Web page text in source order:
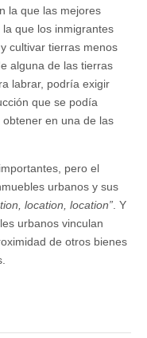
la que las mejores
que los inmigrantes
cultivar tierras menos
alguna de las tierras
labrar, podría exigir
que se podía
en una de las
pero el
urbanos y sus
location, location” . Y
urbanos vinculan
de otros bienes